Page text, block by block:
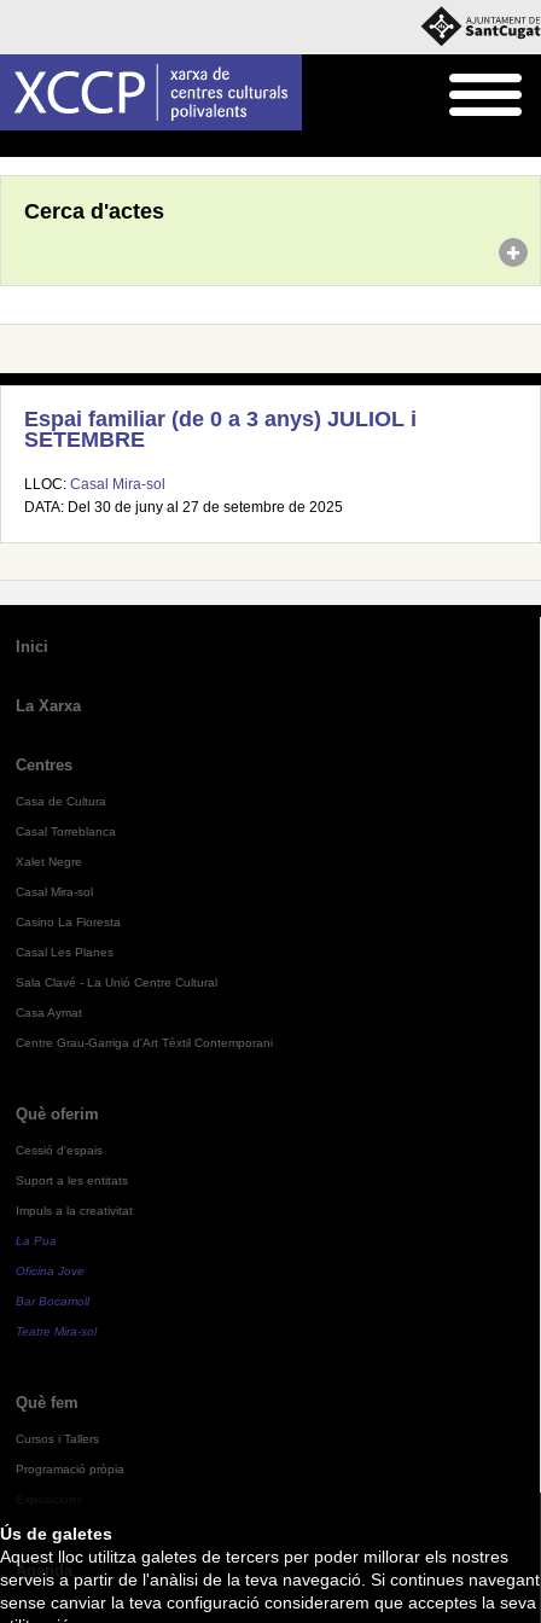
Ús de galetes
Aquest lloc utilitza galetes de tercers per poder millorar els nostres
serveis a partir de l'anàlisi de la teva navegació. Si continues navegant
sense canviar la teva configuració considerarem que acceptes la seva
Cerca d'actes
Espai familiar (de 0 a 3 anys) JULIOL i
SETEMBRE
LLOC: Casal Mira-sol
DATA: Del 30 de juny al 27 de setembre de 2025
Inici
La Xarxa
Centres
Casa de Cultura
Casal Torreblanca
Xalet Negre
Casal Mira-sol
Casino La Floresta
Casal Les Planes
Sala Clavé - La Unió Centre Cultural
Casa Aymat
Centre Grau-Garriga d'Art Tèxtil Contemporani
Què oferim
Cessió d'espais
Suport a les entitats
Impuls a la creativitat
La Pua
Oficina Jove
Bar Bocamoll
Teatre Mira-sol
Què fem
Cursos i Tallers
Programació pròpia
Agenda